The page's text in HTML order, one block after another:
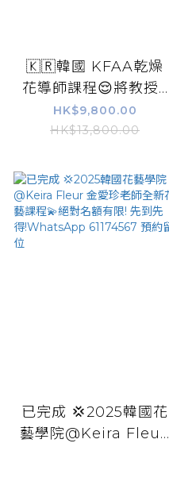
🇰🇷韓國 KFAA乾燥
花導師課程😌將教授...
HK$9,800.00
HK$13,800.00
已完成 💢2025韓國花
藝學院@Keira Fleu...